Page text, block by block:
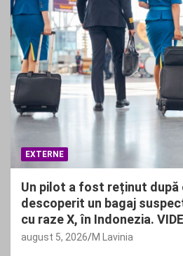
EXTERNE
Un pilot a fost reținut după
descoperit un bagaj
cu raze X, în Indonezia.
august 5, 2026 M Lavinia